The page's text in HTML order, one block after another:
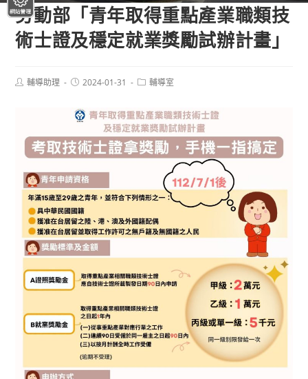
勞動部「青年取得重點產業職類技
術士證及穩定就業獎勵試辦計畫」
Post輔導助理
Post2024-01-31
Post輔導室